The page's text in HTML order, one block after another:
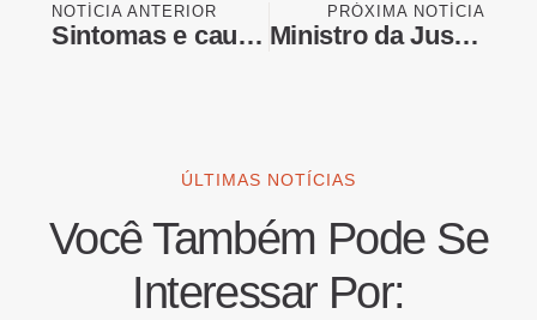
NOTÍCIA ANTERIOR
Sintomas e causas da dermatite atópica nos dias de frio
PRÓXIMA NOTÍCIA
Ministro da Justiça vai à Câmara explicar caso Ramagem nesta quarta
ÚLTIMAS NOTÍCIAS
Você Também Pode Se
Interessar Por: